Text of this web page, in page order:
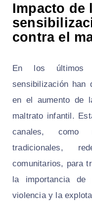
Impacto de
contra el
En los últimos
sensibilización han
en el aumento de
maltrato infantil.
canales, como
tradicionales,
comunitarios, para
la importancia
violencia y la